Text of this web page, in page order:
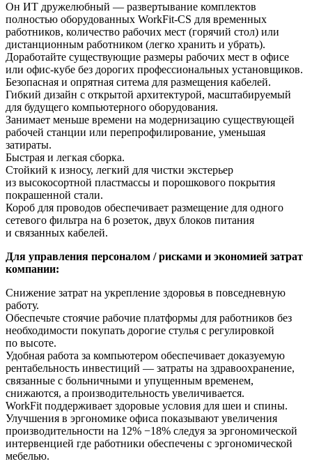
Он ИТ дружелюбный — развертывание комплектов
полностью оборудованных WorkFit-CS для временных
работников, количество рабочих мест (горячий стол) или
дистанционным работником (легко хранить и убрать).
Доработайте существующие размеры рабочих мест в офисе
или офис-кубе без дорогих профессиональных установщиков.
Безопасная и опрятная ситема для размещения кабелей.
Гибкий дизайн с открытой архитектурой, масштабируемый
для будущего компьютерного оборудования.
Занимает меньше времени на модернизацию существующей
рабочей станции или перепрофилирование, уменьшая
затираты.
Быстрая и легкая сборка.
Стойкий к износу, легкий для чистки экстерьер
из высокосортной пластмассы и порошкового покрытия
покрашенной стали.
Короб для проводов обеспечивает размещение для одного
сетевого фильтра на 6 розеток, двух блоков питания
и связанных кабелей.
Для управления персоналом / рисками и экономией затрат
компании:
Снижение затрат на укрепление здоровья в повседневную
работу.
Обеспечьте стоячие рабочие платформы для работников без
необходимости покупать дорогие стулья с регулировкой
по высоте.
Удобная работа за компьютером обеспечивает доказуемую
рентабельность инвестиций — затраты на здравоохранение,
связанные с больничными и упущенным временем,
снижаются, а производительность увеличивается.
WorkFit поддерживает здоровые условия для шеи и спины.
Улучшения в эргономике офиса показывают увеличения
производительности на 12% −18% следуя за эргономической
интервенцией где работники обеспечены с эргономической
мебелью.